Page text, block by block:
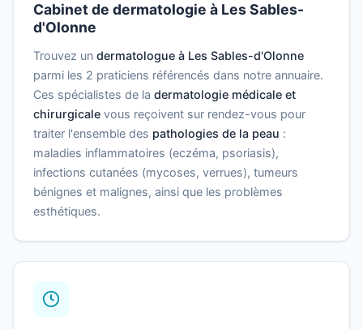
Cabinet de dermatologie à Les Sables-
d'Olonne
Trouvez un dermatologue à Les Sables-d'Olonne
parmi les 2 praticiens référencés dans notre annuaire.
Ces spécialistes de la dermatologie médicale et
chirurgicale vous reçoivent sur rendez-vous pour
traiter l'ensemble des pathologies de la peau :
maladies inflammatoires (eczéma, psoriasis),
infections cutanées (mycoses, verrues), tumeurs
bénignes et malignes, ainsi que les problèmes
esthétiques.